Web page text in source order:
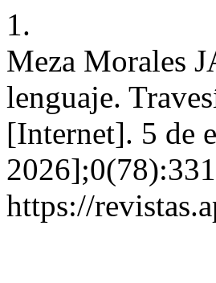
1.
Meza Morales
lenguaje.
[Internet]. 5 de
https://